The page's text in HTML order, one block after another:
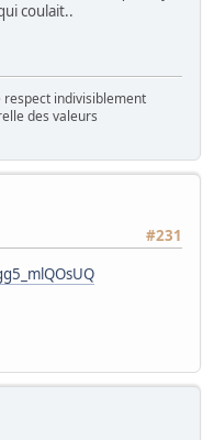
coulait..
respect indivisiblement
des valeurs
#231